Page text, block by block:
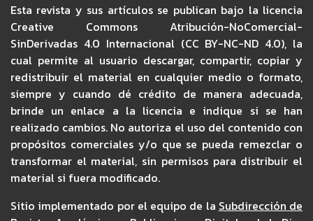
Esta revista y sus artículos se publican bajo la licencia
Creative Commons Atribución-NoComercial-
SinDerivadas 4.0 Internacional (CC BY-NC-ND 4.0), la
cual permite al usuario descargar, compartir, copiar y
redistribuir el material en cualquier medio o formato,
siempre y cuando dé crédito de manera adecuada,
brinde un enlace a la licencia e indique si se han
realizado cambios. No autoriza el uso del contenido con
propósitos comerciales y/o que se pueda remezclar o
transformar el material, sin permisos para distribuir el
material si fuera modificado.
Sitio implementado por el equipo de la Subdirección de